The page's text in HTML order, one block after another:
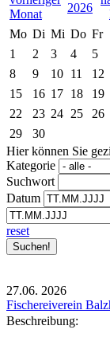
2026
Mo Di Mi Do Fr
1
2 3 4 5
8
9 10 11 12
15
16 17 18 19
22
23 24 25 26
29
30
Hier können Sie
Kategorie
Suchwort
Datum
reset
27.06. 2026
Fischereiverein
Beschreibung: